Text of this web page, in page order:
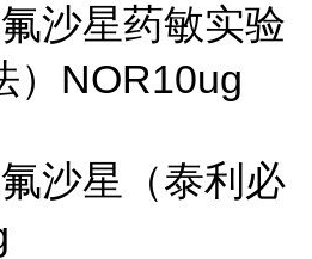
沙星药敏实验
）NOR10ug
沙星（泰利必